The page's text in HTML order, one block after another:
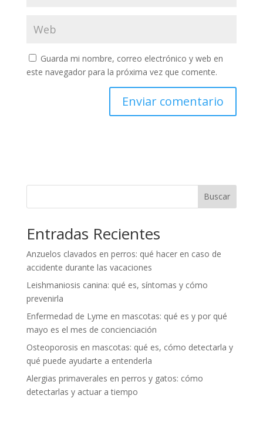
Guarda mi nombre, correo electrónico y web en
este navegador para la próxima vez que comente.
Buscar
Entradas Recientes
Anzuelos clavados en perros: qué hacer en caso de
accidente durante las vacaciones
Leishmaniosis canina: qué es, síntomas y cómo
prevenirla
Enfermedad de Lyme en mascotas: qué es y por qué
mayo es el mes de concienciación
Osteoporosis en mascotas: qué es, cómo detectarla y
qué puede ayudarte a entenderla
Alergias primaverales en perros y gatos: cómo
detectarlas y actuar a tiempo